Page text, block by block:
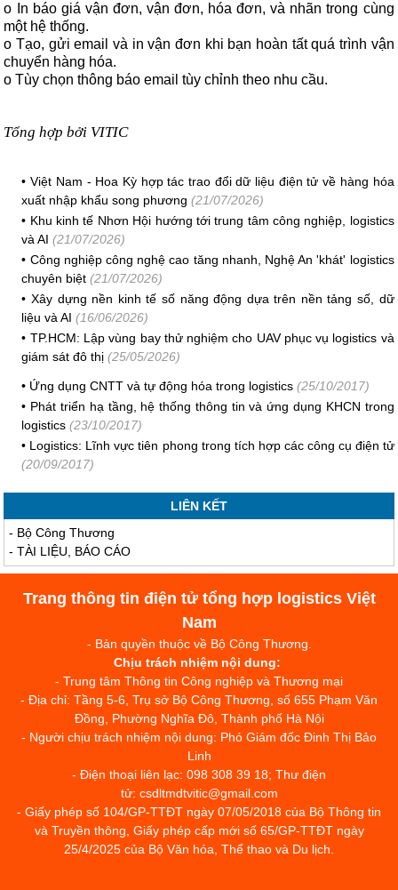
o In báo giá vận đơn, vận đơn, hóa đơn, và nhãn trong cùng
một hệ thống.
o Tạo, gửi email và in vận đơn khi bạn hoàn tất quá trình vận
chuyển hàng hóa.
o Tùy chọn thông báo email tùy chỉnh theo nhu cầu.
Tổng hợp bởi VITIC
•Việt Nam - Hoa Kỳ hợp tác trao đổi dữ liệu điện tử về hàng hóa
xuất nhập khẩu song phương (21/07/2026)
• Khu kinh tế Nhơn Hội hướng tới trung tâm công nghiệp, logistics
và AI (21/07/2026)
• Công nghiệp công nghệ cao tăng nhanh, Nghệ An 'khát' logistics
chuyên biệt (21/07/2026)
•Xây dựng nền kinh tế số năng động dựa trên nền tảng số, dữ
liệu và AI (16/06/2026)
• TP.HCM: Lập vùng bay thử nghiệm cho UAV phục vụ logistics và
giám sát đô thị (25/05/2026)
• Ứng dụng CNTT và tự động hóa trong logistics (25/10/2017)
• Phát triển hạ tầng, hệ thống thông tin và ứng dụng KHCN trong
logistics (23/10/2017)
• Logistics: Lĩnh vực tiên phong trong tích hợp các công cụ điện tử
(20/09/2017)
LIÊN KẾT
- Bộ Công Thương
-TÀI LIỆU, BÁO CÁO
Trang thông tin điện tử tổng hợp logistics Việt
Nam
- Bản quyền thuộc về Bộ Công Thương.
Chịu trách nhiệm nội dung:
- Trung tâm Thông tin Công nghiệp và Thương mại
- Địa chỉ: Tầng 5-6, Trụ sở Bộ Công Thương, số 655 Phạm Văn
Đồng, Phường Nghĩa Đô, Thành phố Hà Nội
- Người chịu trách nhiệm nội dung: Phó Giám đốc Đinh Thị Bảo
Linh
- Điện thoại liên lạc: 098 308 39 18; Thư điện
tử: csdltmdtvitic@gmail.com
- Giấy phép số 104/GP-TTĐT ngày 07/05/2018 của Bộ Thông tin
và Truyền thông, Giấy phép cấp mới số 65/GP-TTĐT ngày
25/4/2025 của Bộ Văn hóa, Thể thao và Du lịch.